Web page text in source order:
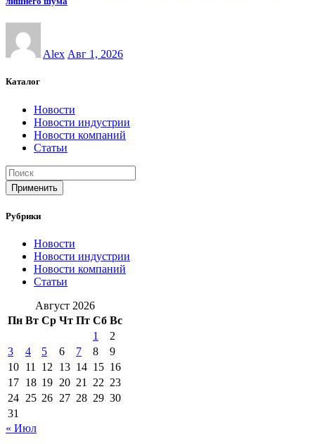
Alex Авг 1, 2026
Каталог
Новости
Новости индустрии
Новости компаний
Статьи
Применить
Рубрики
Новости
Новости индустрии
Новости компаний
Статьи
Август 2026
Пн Вт Ср Чт Пт Сб Вс
1
2
3
4 5 6 7 8
9
10 11 12 13 14 15 16
17 18 19 20 21 22 23
24 25 26 27 28 29 30
31
« Июл